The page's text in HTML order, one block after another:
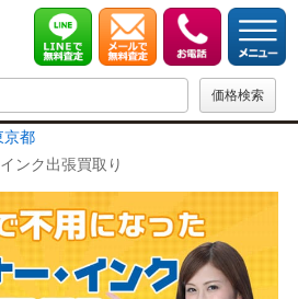
京都
ンク出張買取り